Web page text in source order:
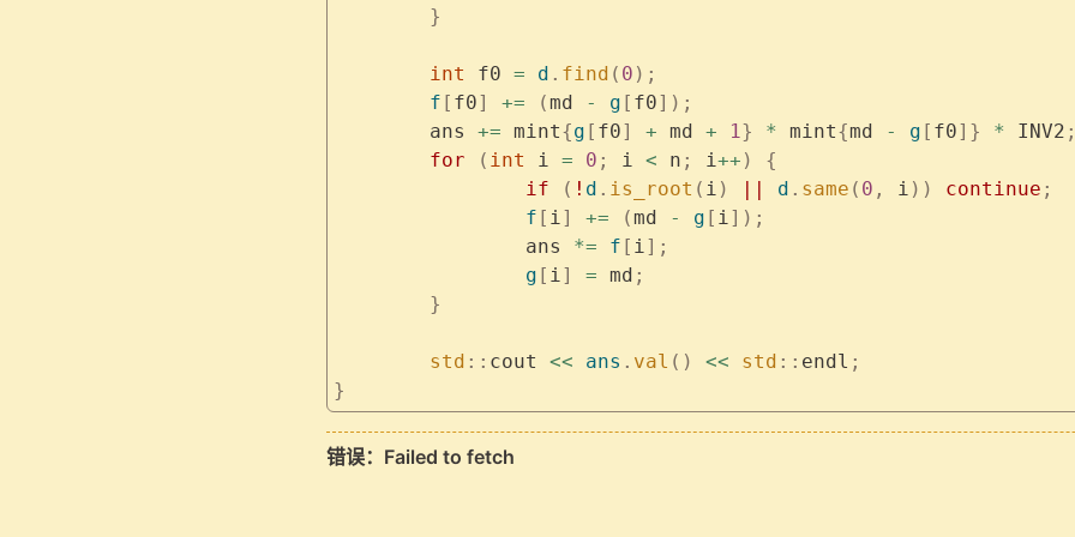
	}
	int
f0 = d . find ( 0 );
	f
[ f0] += (md - g [ f0]);
	ans
+= mint{g [ f0] + md + 1} * mint{md - g [ f0]} * INV2
	for
( int i = 0 ; i < n ; i++ )
{
		if
( ! d . is_root ( i ) || d . same ( 0 , i )) continue ;
		f
[ i] += (md - g [ i]);
		ans
*= f [ i];
		g
[ i] = md ;
	}
	std
:: cout << ans . val () << std :: endl ;
}